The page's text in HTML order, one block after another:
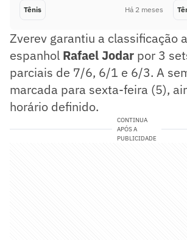
Tênis Há 2 meses
Zverev garantiu a classificação
espanhol Rafael Jodar por 3
parciais de 7/6, 6/1 e 6/3. A
marcada para sexta-feira (5),
horário definido.
CONTINUA
APÓS A
PUBLICIDADE